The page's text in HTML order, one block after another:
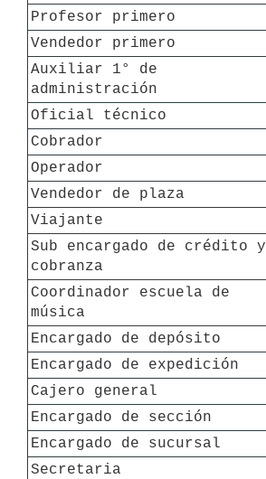
Profesor primero
Vendedor primero
Auxiliar 1° de
administración
Oficial técnico
Cobrador
Operador
Vendedor de plaza
Viajante
Sub encargado de crédito y
cobranza
Coordinador escuela de
música
Encargado de depósito
Encargado de expedición
Cajero general
Encargado de sección
Encargado de sucursal
Secretaria